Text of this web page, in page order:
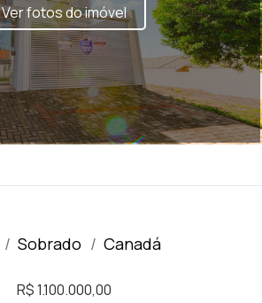
Ver fotos do imóvel
Sobrado Canadá
R$ 1.100.000,00